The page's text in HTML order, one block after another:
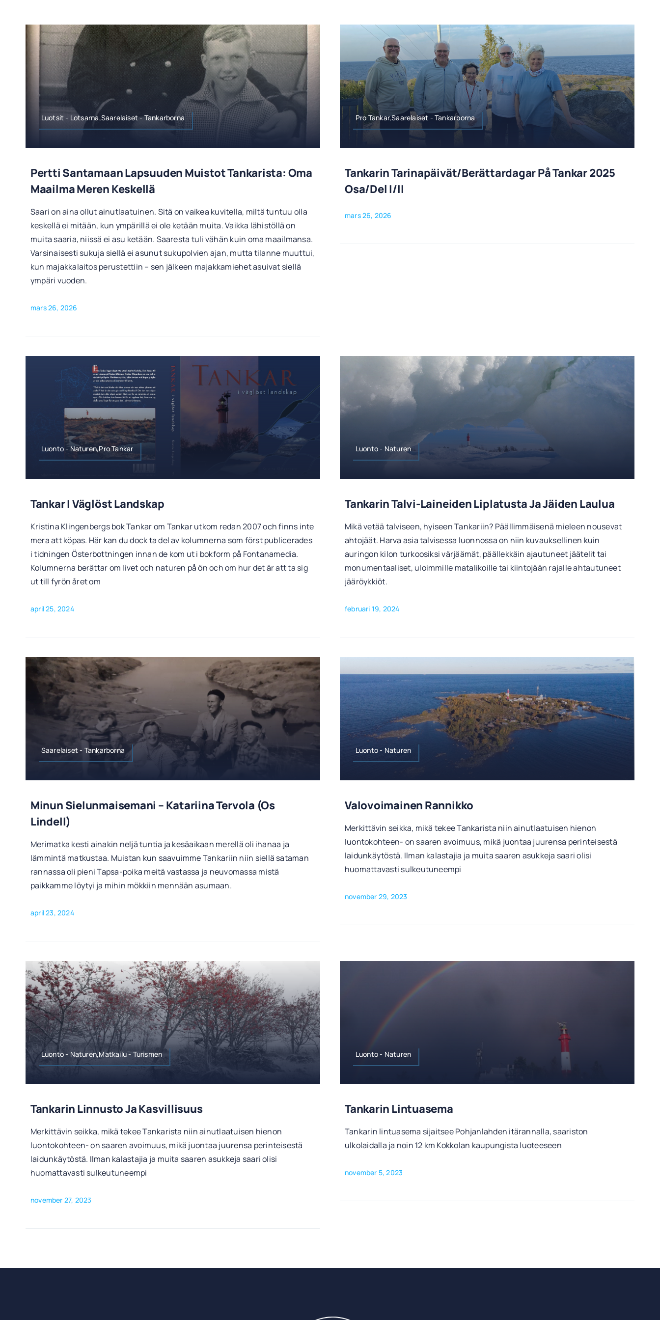
Luotsit - Lotsarna,Saarelaiset - Tankarborna
Pertti Santamaan Lapsuuden Muistot Tankarista: Oma
Maailma Meren Keskellä
Saari on aina ollut ainutlaatuinen. Sitä on vaikea kuvitella, miltä tuntuu olla
keskellä ei mitään, kun ympärillä ei ole ketään muita. Vaikka lähistöllä on
muita saaria, niissä ei asu ketään. Saaresta tuli vähän kuin oma maailmansa.
Varsinaisesti sukuja siellä ei asunut sukupolvien ajan, mutta tilanne muuttui,
kun majakkalaitos perustettiin – sen jälkeen majakkamiehet asuivat siellä
ympäri vuoden.
mars 26, 2026
Pro Tankar,Saarelaiset - Tankarborna
Tankarin Tarinapäivät/Berättardagar På Tankar 2025
Osa/del I/II
mars 26, 2026
Luonto - Naturen,Pro Tankar
Tankar I Väglöst Landskap
Kristina Klingenbergs bok Tankar om Tankar utkom redan 2007 och finns inte
mera att köpas. Här kan du dock ta del av kolumnerna som först publicerades
i tidningen Österbottningen innan de kom ut i bokform på Fontanamedia.
Kolumnerna berättar om livet och naturen på ön och om hur det är att ta sig
ut till fyrön året om
april 25, 2024
Luonto - Naturen
Tankarin Talvi-Laineiden Liplatusta Ja Jäiden Laulua
Mikä vetää talviseen, hyiseen Tankariin? Päällimmäisenä mieleen nousevat
ahtojäät. Harva asia talvisessa luonnossa on niin kuvauksellinen kuin
auringon kilon turkoosiksi värjäämät, päällekkäin ajautuneet jäätelit tai
monumentaaliset, uloimmille matalikoille tai kiintojään rajalle ahtautuneet
jääröykkiöt.
februari 19, 2024
Saarelaiset - Tankarborna
Minun Sielunmaisemani – Katariina Tervola (os
Lindell)
Merimatka kesti ainakin neljä tuntia ja kesäaikaan merellä oli ihanaa ja
lämmintä matkustaa. Muistan kun saavuimme Tankariin niin siellä sataman
rannassa oli pieni Tapsa-poika meitä vastassa ja neuvomassa mistä
paikkamme löytyi ja mihin mökkiin mennään asumaan.
april 23, 2024
Luonto - Naturen
Valovoimainen Rannikko
Merkittävin seikka, mikä tekee Tankarista niin ainutlaatuisen hienon
luontokohteen- on saaren avoimuus, mikä juontaa juurensa perinteisestä
laidunkäytöstä. Ilman kalastajia ja muita saaren asukkeja saari olisi
huomattavasti sulkeutuneempi
november 29, 2023
Luonto - Naturen,Matkailu - Turismen
Tankarin Linnusto Ja Kasvillisuus
Merkittävin seikka, mikä tekee Tankarista niin ainutlaatuisen hienon
luontokohteen- on saaren avoimuus, mikä juontaa juurensa perinteisestä
laidunkäytöstä. Ilman kalastajia ja muita saaren asukkeja saari olisi
huomattavasti sulkeutuneempi
november 27, 2023
Luonto - Naturen
Tankarin Lintuasema
Tankarin lintuasema sijaitsee Pohjanlahden itärannalla, saariston
ulkolaidalla ja noin 12 km Kokkolan kaupungista luoteeseen
november 5, 2023